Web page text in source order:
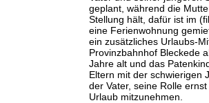
geplant, während die
Stellung hält, dafür ist im
eine Ferienwohnung
ein zusätzliches Urlaubs-
Provinzbahnhof Bleckede
Jahre alt und das
Eltern mit der schwierigen
der Vater, seine Rolle
Urlaub mitzunehmen.